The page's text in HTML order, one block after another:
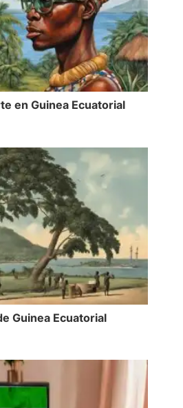
en Guinea Ecuatorial
Guinea Ecuatorial